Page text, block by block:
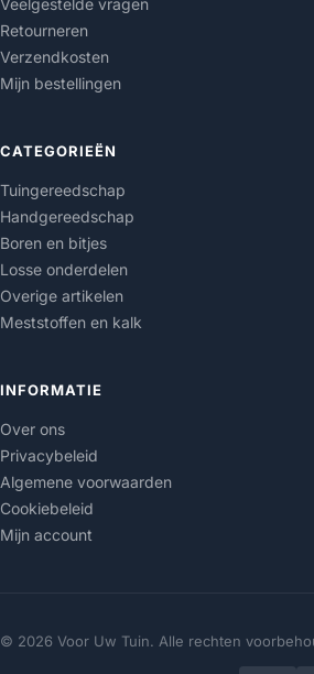
Retourneren
Verzendkosten
Mijn bestellingen
CATEGORIEËN
Tuingereedschap
Handgereedschap
Boren en bitjes
Losse onderdelen
Overige artikelen
Meststoffen en kalk
INFORMATIE
Over ons
Privacybeleid
Algemene voorwaarden
Cookiebeleid
Mijn account
© 2026 Voor Uw Tuin. Alle rechten